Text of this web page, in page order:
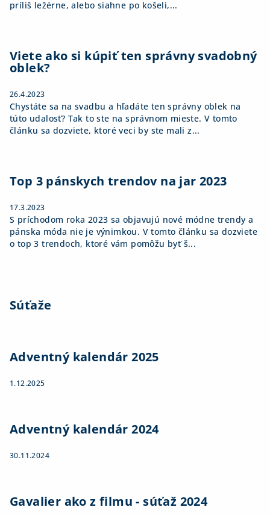
príliš ležérne, alebo siahne po košeli,...
Viete ako si kúpiť ten správny svadobný
oblek?
26.4.2023
Chystáte sa na svadbu a hľadáte ten správny oblek na
túto udalosť? Tak to ste na správnom mieste. V tomto
článku sa dozviete, ktoré veci by ste mali z...
Top 3 pánskych trendov na jar 2023
17.3.2023
S príchodom roka 2023 sa objavujú nové módne trendy a
pánska móda nie je výnimkou. V tomto článku sa dozviete
o top 3 trendoch, ktoré vám pomôžu byť š...
Súťaže
Adventný kalendár 2025
1.12.2025
Adventný kalendár 2024
30.11.2024
Gavalier ako z filmu - súťaž 2024